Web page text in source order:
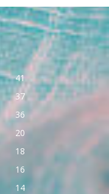
41
37
36
20
18
16
14